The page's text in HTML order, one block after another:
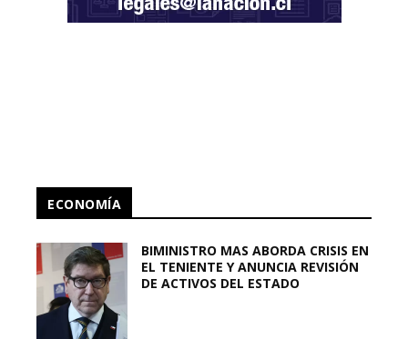
ECONOMÍA
BIMINISTRO MAS ABORDA CRISIS EN
EL TENIENTE Y ANUNCIA REVISIÓN
DE ACTIVOS DEL ESTADO